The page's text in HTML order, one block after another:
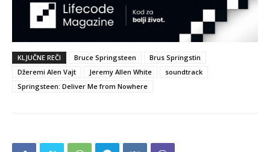
KLJUČNE REČI Bruce Springsteen
Brus Springstin
Džeremi Alen Vajt
Jeremy Allen White
soundtrack
Springsteen: Deliver Me from Nowhere